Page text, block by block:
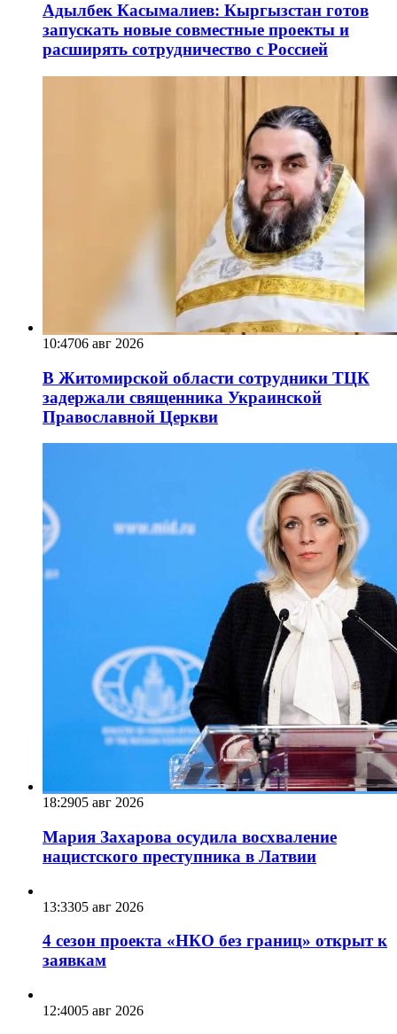
Адылбек Касымалиев: Кыргызстан готов
запускать новые совместные проекты и
расширять сотрудничество с Россией
10:4706 авг 2026
В Житомирской области сотрудники ТЦК
задержали священника Украинской
Православной Церкви
18:2905 авг 2026
Мария Захарова осудила восхваление
нацистского преступника в Латвии
13:3305 авг 2026
4 сезон проекта «НКО без границ» открыт к
заявкам
12:4005 авг 2026